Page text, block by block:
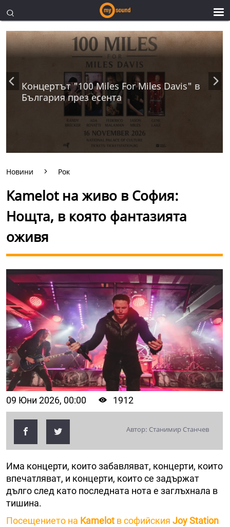
Концертът "100 Miles For Miles Davis" в
България през есента
Новини Рок
Kamelot на живо в София:
Нощта, в която фантазията
оживя
09 Юни 2026, 00:00 1912
Автор: Станимир Станчев
Има концерти, които забавляват, концерти, които
впечатляват, и концерти, които се задържат
дълго след като последната нота е заглъхнала в
тишина.
Посещението на Kamelot в софийския Joy Station